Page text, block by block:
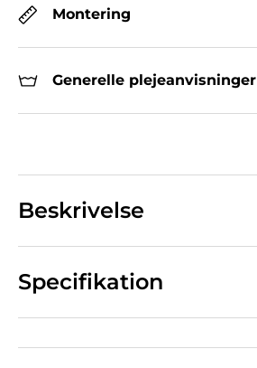
Montering
Generelle plejeanvisninger
Beskrivelse
Specifikation